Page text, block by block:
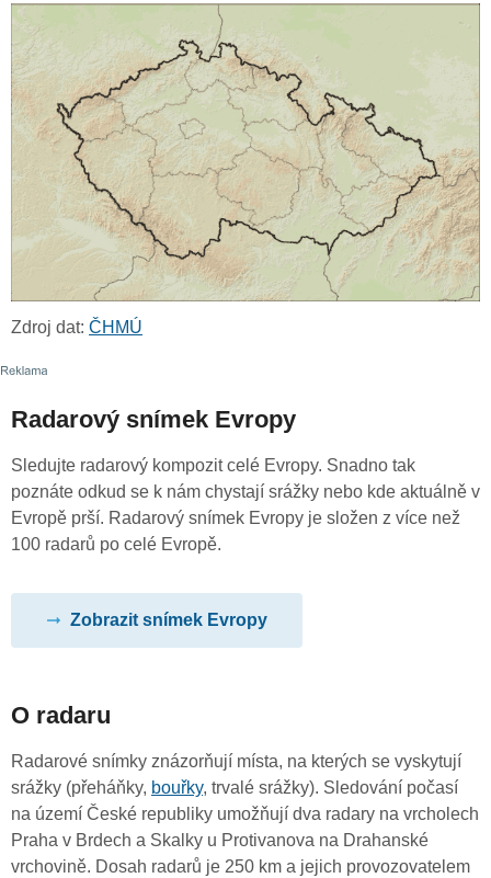
Zdroj dat: ČHMÚ
Radarový snímek Evropy
Sledujte radarový kompozit celé Evropy. Snadno tak
poznáte odkud se k nám chystají srážky nebo kde aktuálně v
Evropě prší. Radarový snímek Evropy je složen z více než
100 radarů po celé Evropě.
Zobrazit snímek Evropy
O radaru
Radarové snímky znázorňují místa, na kterých se vyskytují
srážky (přeháňky, bouřky, trvalé srážky). Sledování počasí
na území České republiky umožňují dva radary na vrcholech
Praha v Brdech a Skalky u Protivanova na Drahanské
vrchovině. Dosah radarů je 250 km a jejich provozovatelem